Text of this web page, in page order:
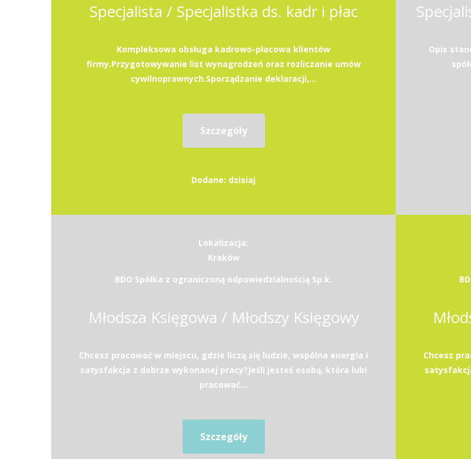
Specjalista / Specjalistka ds. kadr i płac
Kompleksowa obsługa kadrowo-płacowa klientów
firmy.Przygotowywanie list wynagrodzeń oraz rozliczanie umów
cywilnoprawnych.Sporządzanie deklaracji,...
Szczegóły
Dodane: dzisiaj
Opis
Lokalizacja:
Kraków
BDO Spółka z ograniczoną odpowiedzialnością Sp.k.
Młodsza Księgowa / Młodszy Księgowy
Chcesz pracować w miejscu, gdzie liczą się ludzie, wspólna energia i
satysfakcja z dobrze wykonanej pracy?Jeśli jesteś osobą, która lubi
pracować...
Szczegóły
Chcesz